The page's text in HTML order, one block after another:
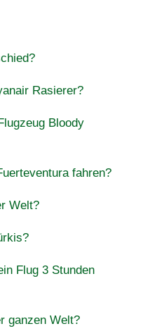
Rasierer?
Bloody
fahren?
Welt?
Flug 3 Stunden
ganzen Welt?